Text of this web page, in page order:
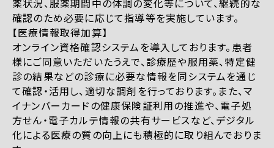
薬状況、服薬期間中の体調の変化等について、継続的な
確認のため必要に応じて指導等を実施しています。
【医療情報取得加算】
オンライン資格確認システムを導入しております。患者
様にご同意いただいたうえで、診療歴や服用薬、特定健
診の結果などの診療に必要な情報を同システムを通じ
て確認・活用し、適切な調剤を行っております。また、マ
イナンバーカードの健康保険証利用の推進や、電子処
方せん・電子カルテ情報の共有サービスなど、デジタル
化による医療の質の向上にも積極的に取り組んでおりま